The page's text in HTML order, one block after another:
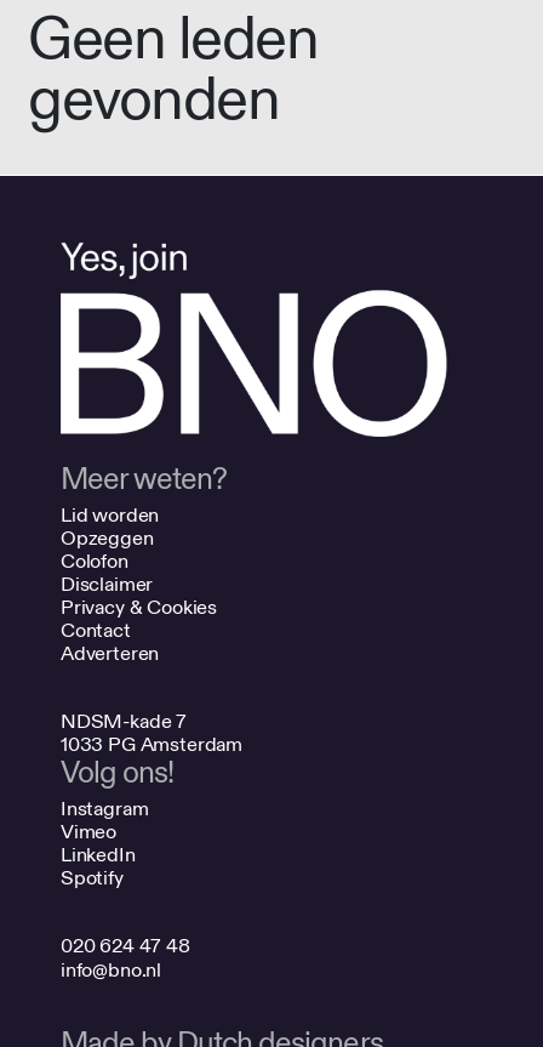
Geen leden
gevonden
Meer weten?
Lid worden
Opzeggen
Colofon
Disclaimer
Privacy & Cookies
Contact
Adverteren
NDSM-kade 7
1033 PG Amsterdam
Volg ons!
Instagram
Vimeo
LinkedIn
Spotify
020 624 47 48
info@bno.nl